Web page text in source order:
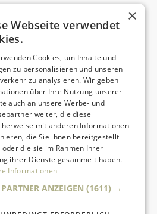
Einen Lehmofen
Da sind Kinder mit Begeisterung
dabei.
danach?
×
Webseite verwendet
Cookies, um Inhalte und
zu personalisieren und unseren
zu analysieren. Wir geben
über Ihre Nutzung unserer
auch an unsere Werbe- und
weiter, die diese
mit anderen Informationen
die Sie ihnen bereitgestellt
oder die sie im Rahmen Ihrer
ihrer Dienste gesammelt haben.
Informationen
ANZEIGEN (1611) →